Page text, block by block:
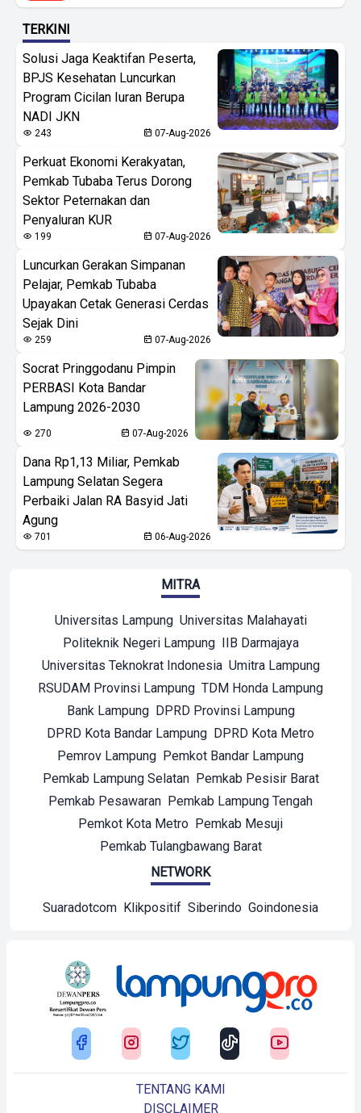
TERKINI
Solusi Jaga Keaktifan Peserta,
BPJS Kesehatan Luncurkan
Program Cicilan Iuran Berupa
NADI JKN
243 07-Aug-2026
Perkuat Ekonomi Kerakyatan,
Pemkab Tubaba Terus Dorong
Sektor Peternakan dan
Penyaluran KUR
199 07-Aug-2026
Luncurkan Gerakan Simpanan
Pelajar, Pemkab Tubaba
Upayakan Cetak Generasi Cerdas
Sejak Dini
259 07-Aug-2026
Socrat Pringgodanu Pimpin
PERBASI Kota Bandar
Lampung 2026-2030
270 07-Aug-2026
Dana Rp1,13 Miliar, Pemkab
Lampung Selatan Segera
Perbaiki Jalan RA Basyid Jati
Agung
701 06-Aug-2026
MITRA
Universitas Lampung Universitas Malahayati
Politeknik Negeri Lampung IIB Darmajaya
Universitas Teknokrat Indonesia Umitra Lampung
RSUDAM Provinsi Lampung TDM Honda Lampung
Bank Lampung DPRD Provinsi Lampung
DPRD Kota Bandar Lampung DPRD Kota Metro
Pemrov Lampung Pemkot Bandar Lampung
Pemkab Lampung Selatan Pemkab Pesisir Barat
Pemkab Pesawaran Pemkab Lampung Tengah
Pemkot Kota Metro Pemkab Mesuji
Pemkab Tulangbawang Barat
NETWORK
Suaradotcom Klikpositif Siberindo Goindonesia
TENTANG KAMI
DISCLAIMER